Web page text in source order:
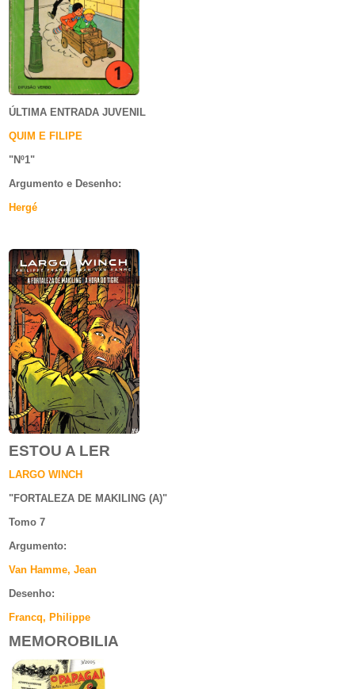
ÚLTIMA ENTRADA JUVENIL
QUIM E FILIPE
"Nº1"
Argumento e Desenho:
Hergé
ESTOU A LER
LARGO WINCH
"FORTALEZA DE MAKILING (A)"
Tomo 7
Argumento:
Van Hamme, Jean
Desenho:
Francq, Philippe
MEMOROBILIA